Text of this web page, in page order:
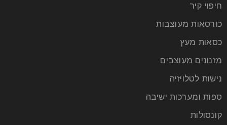
עיצוב חדר האמבטיה: איך ליצור מרחב
חיפוי קיר
כורסאות מעוצבות
כסאות מעץ
מזנונים מעוצבים
נישות לטלויזיה
ספות ומערכות ישיבה
קונסולות